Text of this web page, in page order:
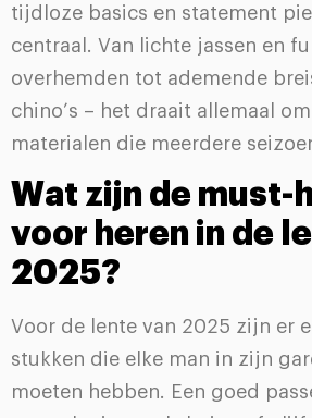
tijdloze basics en statement
centraal. Van lichte jassen en
overhemden tot ademende
chino’s – het draait allemaal
materialen die meerdere
Wat zijn de must-
voor heren in de
2025?
Voor de lente van 2025 zijn er
stukken die elke man in zijn
moeten hebben. Een goed